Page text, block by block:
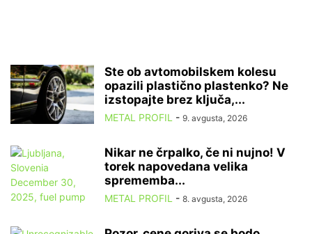
Ste ob avtomobilskem kolesu
opazili plastično plastenko? Ne
izstopajte brez ključa,...
METAL PROFIL - 9. avgusta, 2026
Nikar ne črpalko, če ni nujno! V
torek napovedana velika
sprememba...
METAL PROFIL - 8. avgusta, 2026